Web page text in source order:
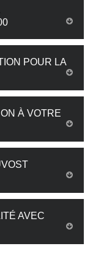
POUR LA
À VOTRE
AVEC